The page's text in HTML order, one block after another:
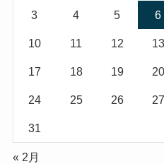
3 4 5 6
10 11 12 13
17 18 19 20
24 25 26 27
31
« 2月